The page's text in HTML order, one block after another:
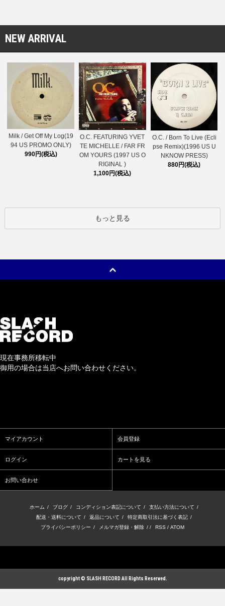
NEW ARRIVAL
Milk / Get Off My Log(19
94 US PROMO ONLY)
990円(税込)
O.C. FEATURING YVET
TE MICHELLE / FAR FR
OM YOURS (1997 US O
RIGINAL )
1,100円(税込)
O.C. / Born To Live (Ecli
pse Remix)(1996 US U
NKNOW PRESS)
880円(税込)
もっと見る
現在事務所移転中
御用の場合は当店へお問い合わせください。
マイアカウント 会員登録
ログイン カートを見る
お問い合わせ
ホーム / ブログ / コンディション表記について / 支払い方法について /
配送・送料について / 返品について / 特定商取引法に基づく表記 /
プライバシーポリシー / メルマガ登録・解除 / / RSS / ATOM
copyright © SLASH RECORD All Rights Reserved.